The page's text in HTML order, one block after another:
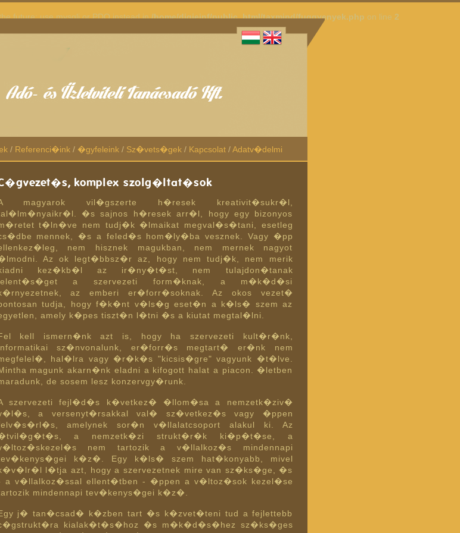
future: use mysqli or PDO instead in/home/digieinf/public_html/taxmind/fuggvenyek.php on line 2
/ Referenci�ink/ �gyfeleink/ Sz�vets�gek/ Kapcsolat/Adatv�delmi
komplex szolg�ltat�sok
magyarok vil�gszerte h�resek kreativit�sukr�l,
�s sajnos h�resek arr�l, hogy egy bizonyos
t�ln�ve nem tudj�k �lmaikat megval�s�tani, esetleg
mennek, �s a feled�s hom�ly�ba vesznek. Vagy �pp
nem hisznek magukban, nem mernek nagyot
Az ok legt�bbsz�r az, hogy nem tudj�k, nem merik
kez�kb�l az ir�ny�t�st, nem tulajdon�tanak
a szervezeti form�knak, a m�k�d�si
az emberi er�forr�soknak. Az okos vezet�
tudja, hogy f�k�nt v�ls�g eset�n a k�ls� szem az
amely k�pes tiszt�n l�tni �s a kiutat megtal�lni.
kell ismern�nk azt is, hogy ha szervezeti kult�r�nk,
sz�nvonalunk, er�forr�s megtart� er�nk nem
hal�lra vagy �r�k�s "kicsis�gre" vagyunk �t�lve.
magunk akarn�nk eladni a kifogott halat a piacon. �letben
de sosem lesz konzervgy�runk.
szervezeti fejl�d�s k�vetkez� �llom�sa a nemzetk�ziv�
a versenyt�rsakkal val� sz�vetkez�s vagy �ppen
amelynek sor�n v�llalatcsoport alakul ki. Az
a nemzetk�zi strukt�r�k ki�p�t�se, a
nem tartozik a v�llalkoz�s mindennapi
k�z�. Egy k�ls� szem hat�konyabb, mivel
l�tja azt, hogy a szervezetnek mire van sz�ks�ge, �s
a v�llalkoz�ssal ellent�tben - �ppen a v�ltoz�sok kezel�se
mindennapi tev�kenys�gei k�z�.
j� tan�csad� k�zben tart �s k�zvet�teni tud a fejlettebb
kialak�t�s�hoz �s m�k�d�s�hez sz�ks�ges